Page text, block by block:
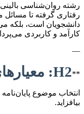
رشته روان‌شناسی
رفتاری گرفته تا
دانشجویان است، بلکه
کارآمد و کاربردی
—
**H2: معیارهای انتخاب یک موضوع پایان‌نامه موفق و کاربردی
انتخاب موضوع
بیافزاید.